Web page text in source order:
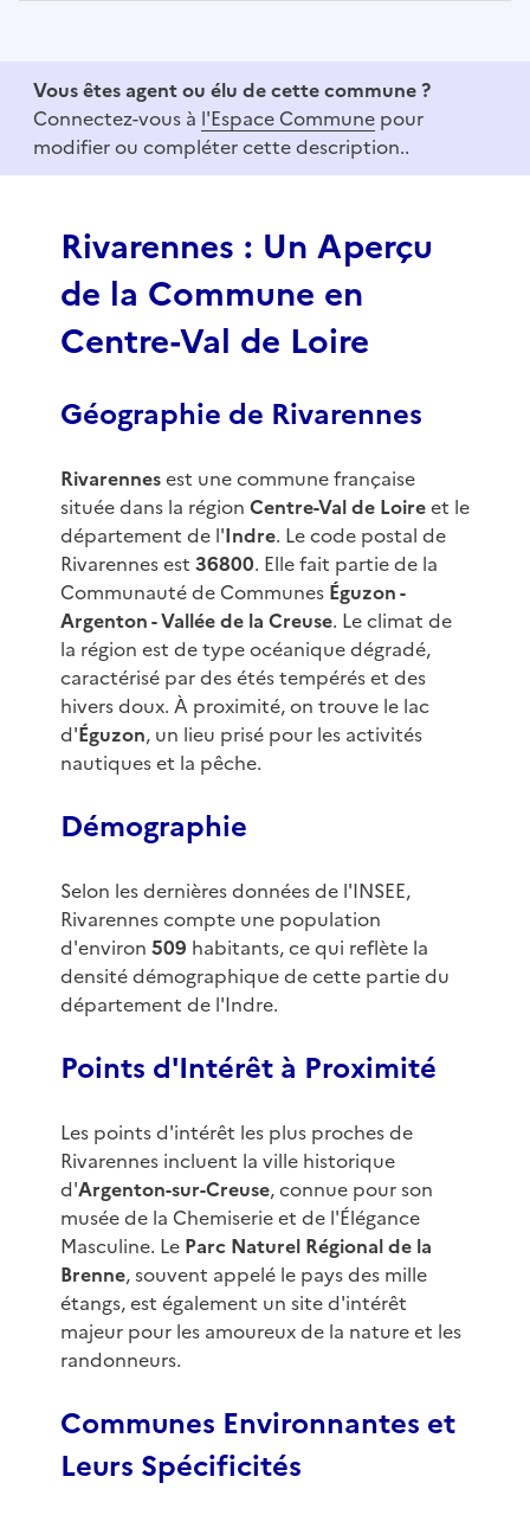
f
Vous êtes agent ou élu de cette commune ?
Connectez-vous à l'Espace Commune pour
modifier ou compléter cette description..
Rivarennes : Un Aperçu
de la Commune en
Centre-Val de Loire
Géographie de Rivarennes
Rivarennesest une commune française
située dans la région Centre-Val de Loireet le
département de l'Indre. Le code postal de
Rivarennes est 36800. Elle fait partie de la
Communauté de Communes Éguzon -
Argenton - Vallée de la Creuse. Le climat de
la région est de type océanique dégradé,
caractérisé par des étés tempérés et des
hivers doux. À proximité, on trouve le lac
d'Éguzon, un lieu prisé pour les activités
nautiques et la pêche.
Démographie
Selon les dernières données de l'INSEE,
Rivarennes compte une population
d'environ 509 habitants, ce qui reflète la
densité démographique de cette partie du
département de l'Indre.
Points d'Intérêt à Proximité
Les points d'intérêt les plus proches de
Rivarennes incluent la ville historique
d'Argenton-sur-Creuse, connue pour son
musée de la Chemiserie et de l'Élégance
Masculine. Le Parc Naturel Régional de la
Brenne, souvent appelé le pays des mille
étangs, est également un site d'intérêt
majeur pour les amoureux de la nature et les
randonneurs.
Communes Environnantes et
Leurs Spécificités